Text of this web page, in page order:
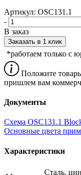
Артикул: OSC131.1
-
В заказ
Заказать в 1 клик
*работаем только с
Положите
пришлем вам
Документы
Схема OSC131.1
Основные цвета
Характеристики
Сталь,